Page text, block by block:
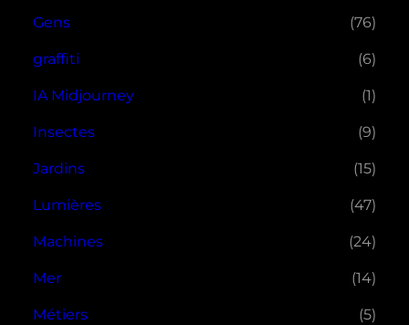
Gens (76)
graffiti (6)
IA Midjourney (1)
Insectes (9)
Jardins (15)
Lumières (47)
Machines (24)
Mer (14)
Métiers (5)